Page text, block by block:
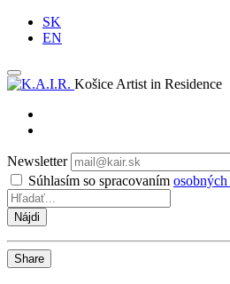
SK
EN
Košice Artist in Residence
Newsletter
Súhlasím so spracovaním
Share